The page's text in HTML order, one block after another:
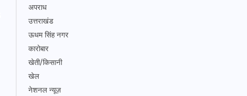
अपराध
उत्तराखंड
ऊधम सिंह नगर
कारोबार
खेती/किसानी
खेल
नेशनल न्यूज़